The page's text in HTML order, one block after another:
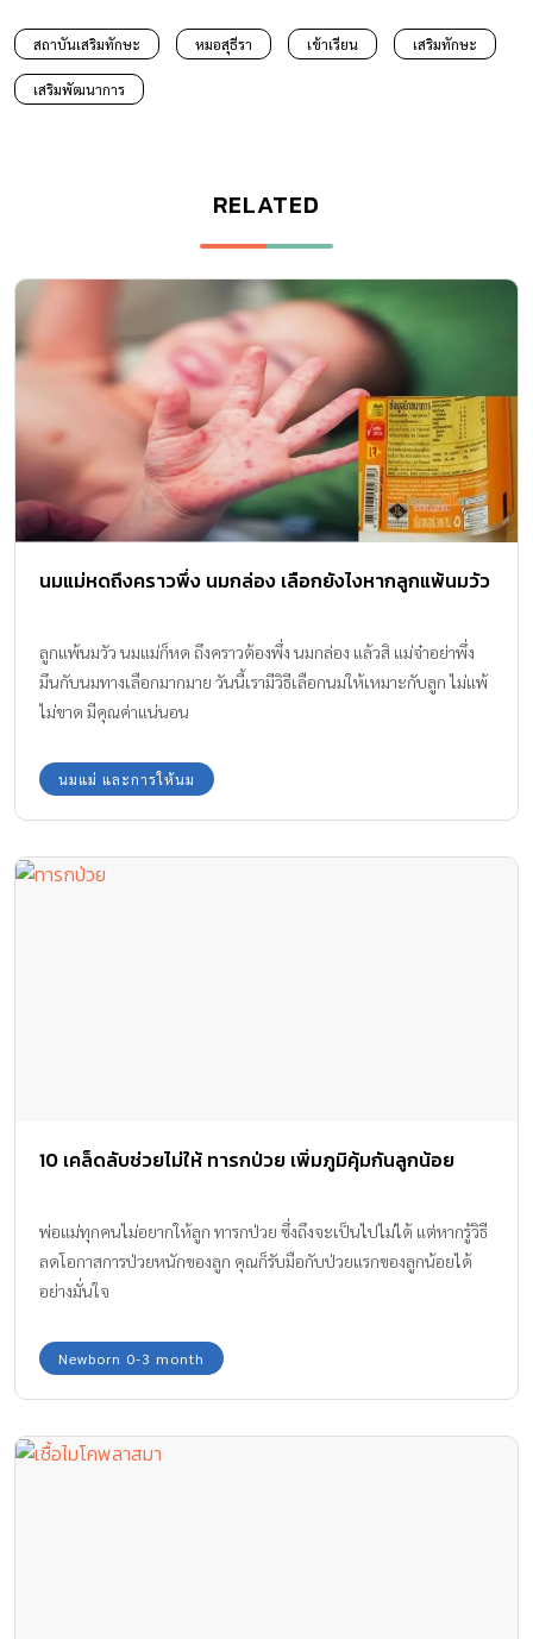
สถาบันเสริมทักษะ หมอสุธีรา เข้าเรียน เสริมทักษะ
เสริมพัฒนาการ
RELATED
นมแม่หดถึงคราวพึ่ง นมกล่อง เลือกยังไงหากลูกแพ้นมวัว
ลูกแพ้นมวัว นมแม่ก็หด ถึงคราวต้องพึ่ง นมกล่อง แล้วสิ แม่จ๋าอย่าพึ่ง
มึนกับนมทางเลือกมากมาย วันนี้เรามีวิธีเลือกนมให้เหมาะกับลูก ไม่แพ้
ไม่ขาด มีคุณค่าแน่นอน
นมแม่ และการให้นม
10 เคล็ดลับช่วยไม่ให้ ทารกป่วย เพิ่มภูมิคุ้มกันลูกน้อย
พ่อแม่ทุกคนไม่อยากให้ลูก ทารกป่วย ซึ่งถึงจะเป็นไปไม่ได้ แต่หากรู้วิธี
ลดโอกาสการป่วยหนักของลูก คุณก็รับมือกับป่วยแรกของลูกน้อยได้
อย่างมั่นใจ
Newborn 0-3 month